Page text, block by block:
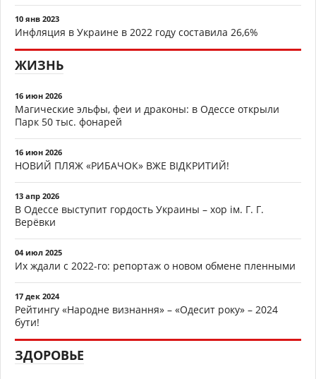
10 янв 2023
Инфляция в Украине в 2022 году составила 26,6%
ЖИЗНЬ
16 июн 2026
Магические эльфы, феи и драконы: в Одессе открыли
Парк 50 тыс. фонарей
16 июн 2026
НОВИЙ ПЛЯЖ «РИБАЧОК» ВЖЕ ВІДКРИТИЙ!
13 апр 2026
В Одессе выступит гордость Украины – хор ім. Г. Г.
Верёвки
04 июл 2025
Их ждали с 2022-го: репортаж о новом обмене пленными
17 дек 2024
Рейтингу «Народне визнання» – «Одесит року» – 2024
бути!
ЗДОРОВЬЕ